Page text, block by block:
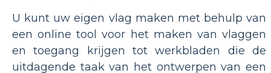
U kunt uw eigen vlag maken met behulp van
een online tool voor het maken van vlaggen
en toegang krijgen tot werkbladen die de
uitdagende taak van het ontwerpen van een